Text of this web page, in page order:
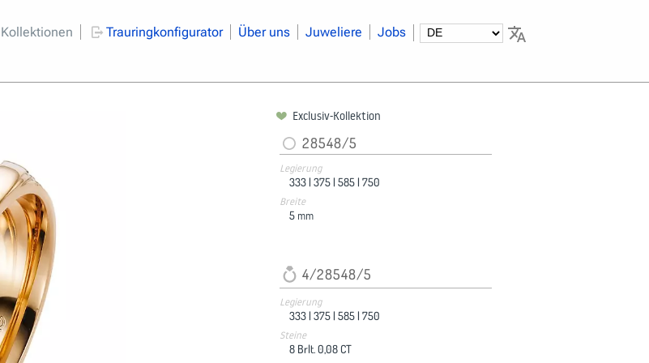
Kollektionen Trauringkonfigurator Über uns Juweliere Jobs
Exclusiv-Kollektion
28548/5
Legierung
333 | 375 | 585 | 750
Breite
5 mm
4/28548/5
Legierung
333 | 375 | 585 | 750
Steine
8 Brlt. 0,08 CT